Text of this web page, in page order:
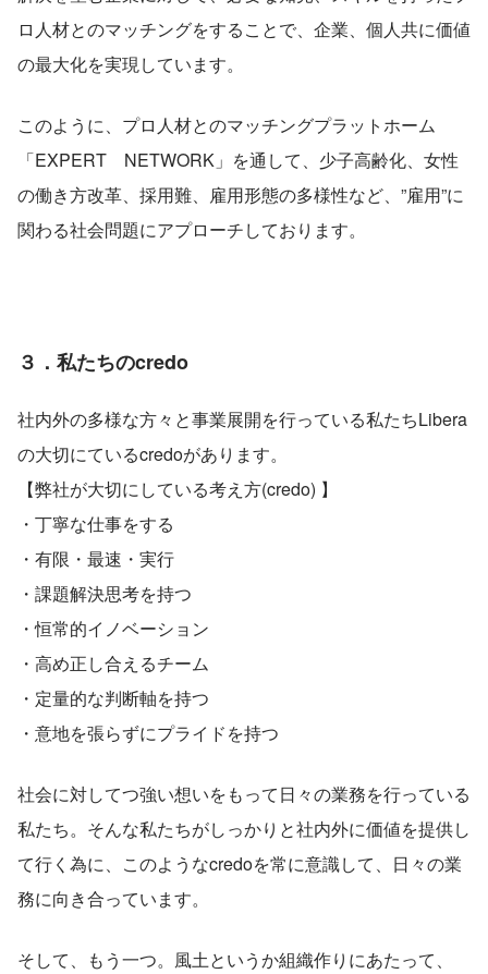
ロ人材とのマッチングをすることで、企業、個人共に価値
の最大化を実現しています。
このように、プロ人材とのマッチングプラットホーム
「EXPERT　NETWORK」を通して、少子高齢化、女性
の働き方改革、採用難、雇用形態の多様性など、”雇用”に
関わる社会問題にアプローチしております。
３．私たちのcredo
社内外の多様な方々と事業展開を行っている私たちLibera
の大切にているcredoがあります。
【弊社が大切にしている考え方(credo) 】
・丁寧な仕事をする
・有限・最速・実行
・課題解決思考を持つ
・恒常的イノベーション
・高め正し合えるチーム
・定量的な判断軸を持つ
・意地を張らずにプライドを持つ
社会に対してつ強い想いをもって日々の業務を行っている
私たち。そんな私たちがしっかりと社内外に価値を提供し
て行く為に、このようなcredoを常に意識して、日々の業
務に向き合っています。
そして、もう一つ。風土というか組織作りにあたって、